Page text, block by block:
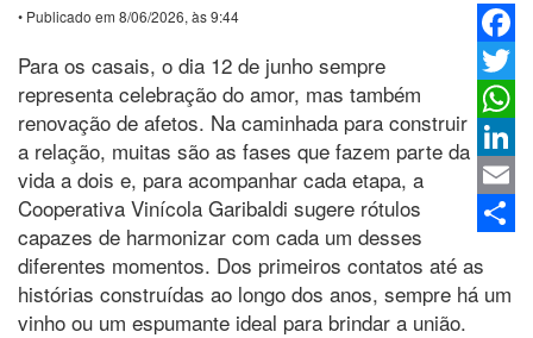
• Publicado em 8/06/2026, às 9:44
Twitter
Email
Para os casais, o dia 12 de junho sempre
representa celebração do amor, mas também
renovação de afetos. Na caminhada para construir
a relação, muitas são as fases que fazem parte da
vida a dois e, para acompanhar cada etapa, a
Cooperativa Vinícola Garibaldi sugere rótulos
capazes de harmonizar com cada um desses
diferentes momentos. Dos primeiros contatos até as
histórias construídas ao longo dos anos, sempre há um
vinho ou um espumante ideal para brindar a união.